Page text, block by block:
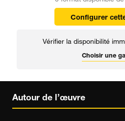
Configurer
Vérifier la disponibilité
Choisir une
Autour de l’œuvre